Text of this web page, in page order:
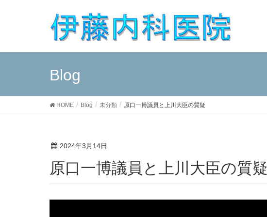
Blog
HOME Blog 未分類 原口一博議員と上川大臣の質疑
2024年3月14日
原口一博議員と上川大臣の質疑